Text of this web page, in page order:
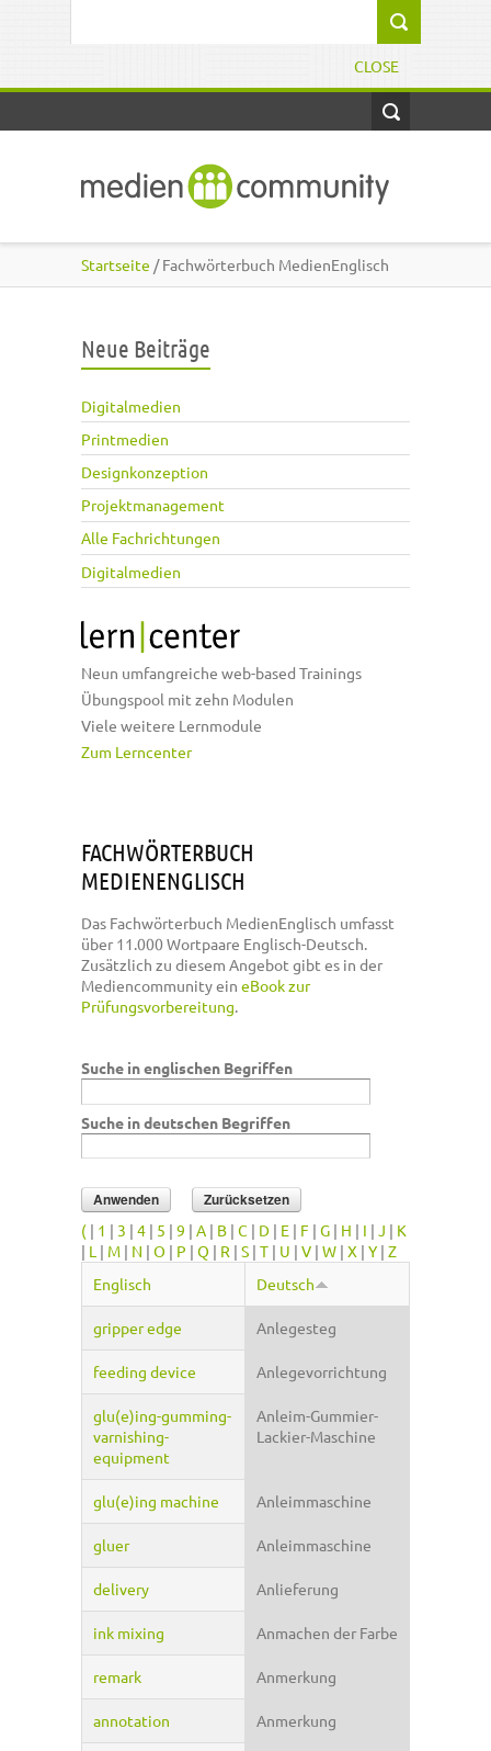
CLOSE
Startseite / Fachwörterbuch MedienEnglisch
Neue Beiträge
Digitalmedien
Printmedien
Designkonzeption
Projektmanagement
Alle Fachrichtungen
Digitalmedien
Neun umfangreiche web-based Trainings
Übungspool mit zehn Modulen
Viele weitere Lernmodule
Zum Lerncenter
FACHWÖRTERBUCH
MEDIENENGLISCH
Das Fachwörterbuch MedienEnglisch umfasst
über 11.000 Wortpaare Englisch-Deutsch.
Zusätzlich zu diesem Angebot gibt es in der
Mediencommunity ein eBook zur
Prüfungsvorbereitung.
Suche in englischen Begriffen
Suche in deutschen Begriffen
( | 1 | 3 | 4 | 5 | 9 | A | B | C | D | E | F | G | H | I | J | K
| L | M | N | O | P | Q | R | S | T | U | V | W | X | Y | Z
Englisch
Deutsch
gripper edge Anlegesteg
feeding device Anlegevorrichtung
glu(e)ing-gumming-
varnishing-
equipment
Anleim-Gummier-
Lackier-Maschine
glu(e)ing machine Anleimmaschine
gluer Anleimmaschine
delivery Anlieferung
ink mixing Anmachen der Farbe
remark Anmerkung
annotation Anmerkung